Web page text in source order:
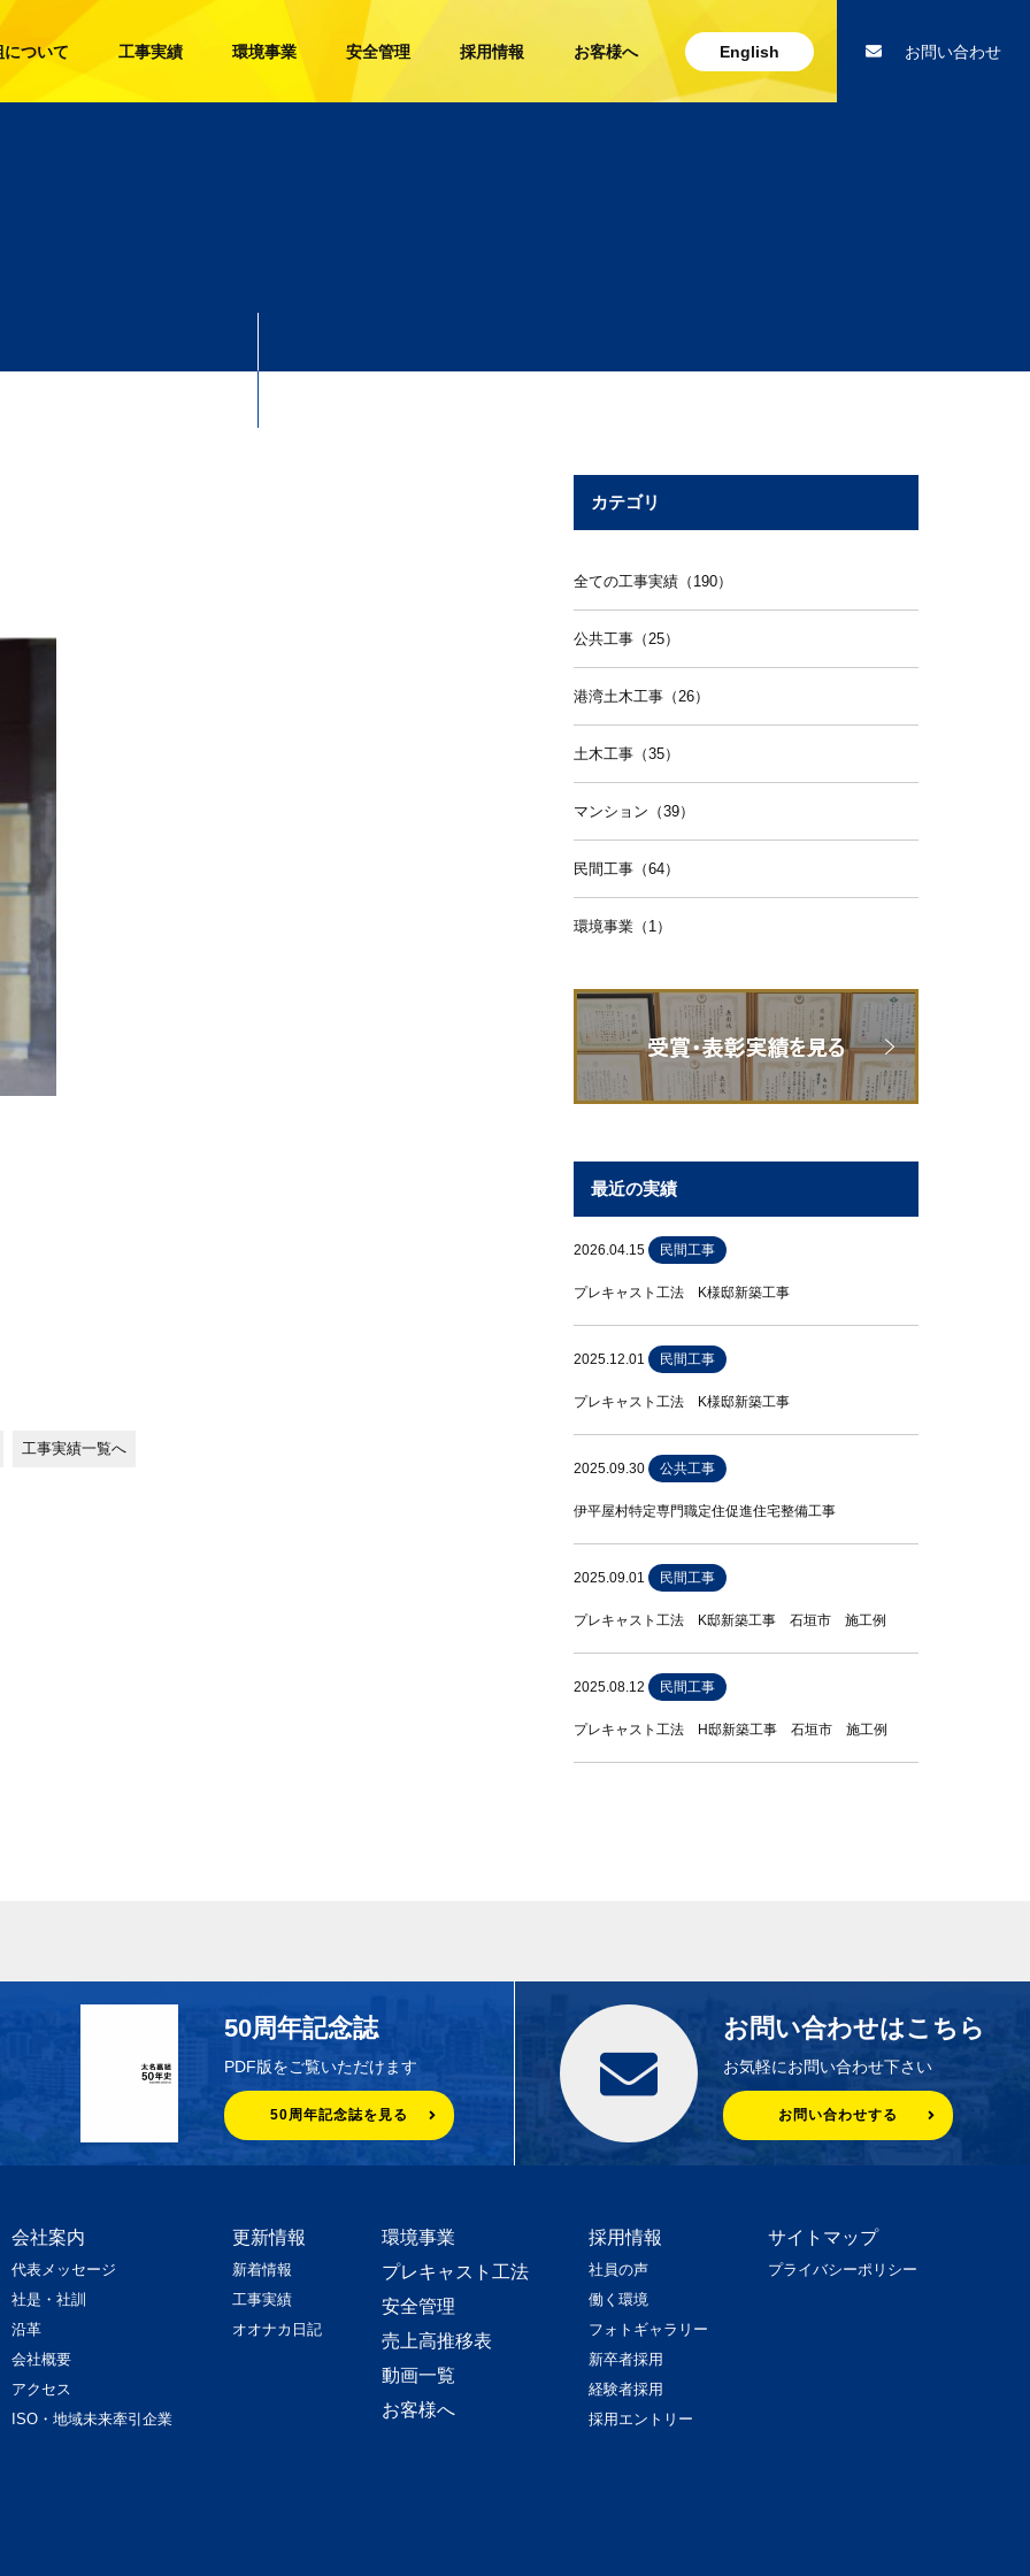
ついて 工事実績 環境事業 安全管理 採用情報 お客様へ English お問い合わせ
工事実績一覧へ
カテゴリ
全ての工事実績（190）
公共工事（25）
港湾土木工事（26）
土木工事（35）
マンション（39）
民間工事（64）
環境事業（1）
最近の実績
2026.04.15 民間工事
プレキャスト工法 K様邸新築工事
2025.12.01 民間工事
プレキャスト工法 K様邸新築工事
2025.09.30 公共工事
伊平屋村特定専門職定住促進住宅整備工事
2025.09.01 民間工事
プレキャスト工法 K邸新築工事 石垣市 施工例
2025.08.12 民間工事
プレキャスト工法 H邸新築工事 石垣市 施工例
50周年記念誌
PDF版をご覧いただけます
50周年記念誌を見る
お問い合わせはこちら
お気軽にお問い合わせ下さい
お問い合わせする
会社案内
代表メッセージ
社是・社訓
沿革
会社概要
アクセス
ISO・地域未来牽引企業
更新情報
新着情報
工事実績
オオナカ日記
環境事業
プレキャスト工法
安全管理
売上高推移表
動画一覧
お客様へ
採用情報
社員の声
働く環境
フォトギャラリー
新卒者採用
経験者採用
採用エントリー
サイトマップ
プライバシーポリシー